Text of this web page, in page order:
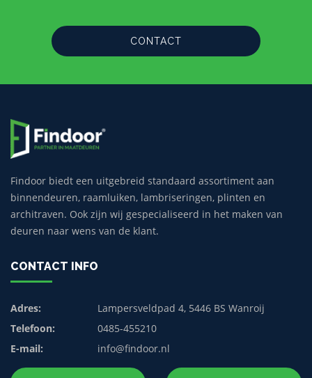
CONTACT
Findoor biedt een uitgebreid standaard assortiment aan
binnendeuren, raamluiken, lambriseringen, plinten en
architraven. Ook zijn wij gespecialiseerd in het maken van
deuren naar wens van de klant.
CONTACT INFO
Adres:
Lampersveldpad 4, 5446 BS Wanroij
Telefoon:
0485-455210
E-mail:
info@findoor.nl